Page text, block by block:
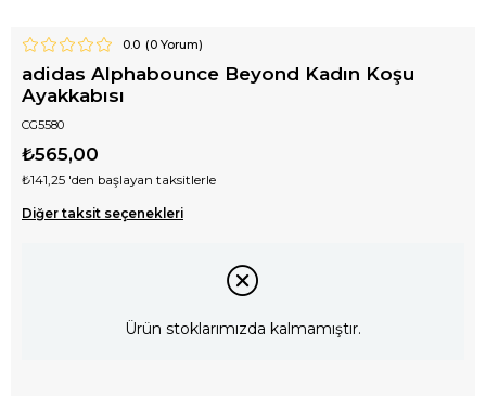
0.0 (0Yorum)
adidas Alphabounce Beyond Kadın Koşu
Ayakkabısı
CG5580
₺565,00
₺141,25 'den başlayan taksitlerle
Diğer taksit seçenekleri
Ürün stoklarımızda kalmamıştır.